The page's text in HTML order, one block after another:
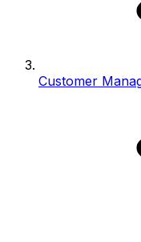
Customer